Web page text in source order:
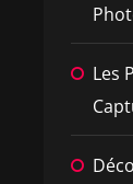
Les